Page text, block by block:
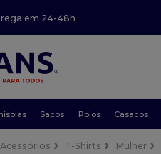
em 24-48h
Sacos Polos Casacos
T-Shirts Mulher